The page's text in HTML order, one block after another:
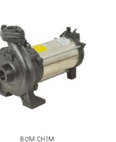
BƠM CHÌM